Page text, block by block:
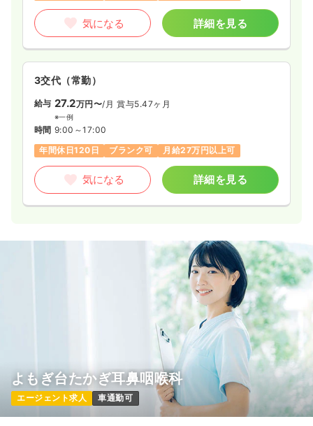
気になる 詳細を見る
3交代（常勤）
給与 27.2万円〜/月 賞与5.47ヶ月
※一例
時間 9:00～17:00
年間休日120日
ブランク可 月給27万円以上可
気になる 詳細を見る
よもぎ台たかぎ耳鼻咽喉科
エージェント求人 車通勤可